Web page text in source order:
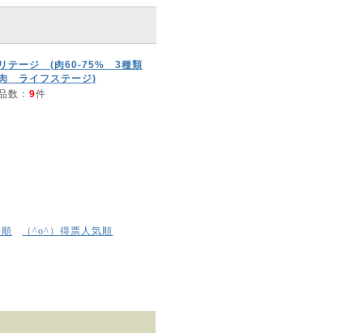
テージ (肉60-75% 3種類
ライフステージ)
数： 9件
（^o^）得票人気順